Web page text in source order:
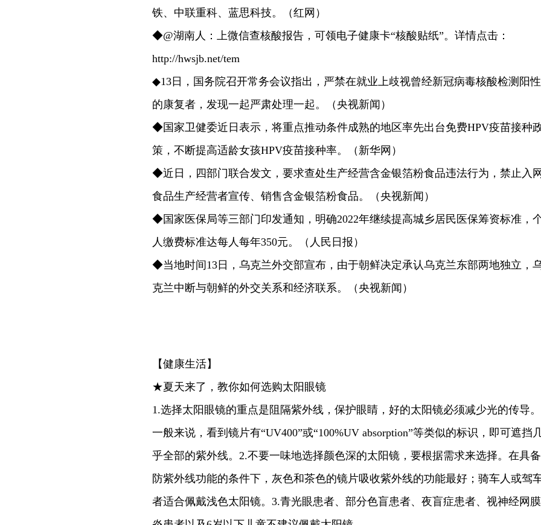
铁、中联重科、蓝思科技。（红网）
◆@湖南人：上微信查核酸报告，可领电子健康卡“核酸贴纸”。详情点击：
http://hwsjb.net/tem
◆13日，国务院召开常务会议指出，严禁在就业上歧视曾经新冠病毒核酸检测阳性
的康复者，发现一起严肃处理一起。（央视新闻）
◆国家卫健委近日表示，将重点推动条件成熟的地区率先出台免费HPV疫苗接种
策，不断提高适龄女孩HPV疫苗接种率。（新华网）
◆近日，四部门联合发文，要求查处生产经营含金银箔粉食品违法行为，禁止入网
食品生产经营者宣传、销售含金银箔粉食品。（央视新闻）
◆国家医保局等三部门印发通知，明确2022年继续提高城乡居民医保筹资标准，
人缴费标准达每人每年350元。（人民日报）
◆当地时间13日，乌克兰外交部宣布，由于朝鲜决定承认乌克兰东部两地独立，
克兰中断与朝鲜的外交关系和经济联系。（央视新闻）
【健康生活】
★夏天来了，教你如何选购太阳眼镜
1.选择太阳眼镜的重点是阻隔紫外线，保护眼睛，好的太阳镜必须减少光的传导。
一般来说，看到镜片有“UV400”或“100%UV absorption”等类似的标识，即可遮挡
乎全部的紫外线。2.不要一味地选择颜色深的太阳镜，要根据需求来选择。在具备
防紫外线功能的条件下，灰色和茶色的镜片吸收紫外线的功能最好；骑车人或驾
者适合佩戴浅色太阳镜。3.青光眼患者、部分色盲患者、夜盲症患者、视神经网膜